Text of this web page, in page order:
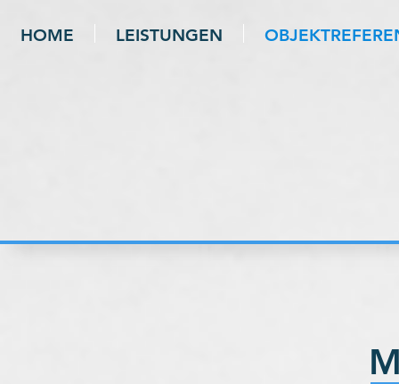
HOME LEISTUNGEN